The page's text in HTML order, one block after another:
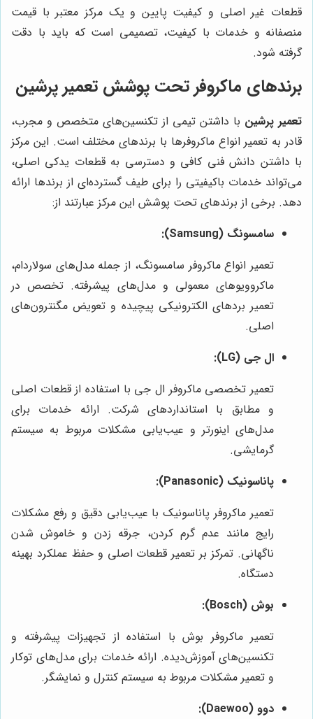
قطعات غیر اصلی و کیفیت پایین و یک مرکز معتبر با قیمت
منصفانه و خدمات با کیفیت، تصمیمی است که باید با دقت
گرفته شود.
برندهای ماکروفر تحت پوشش تعمیر پرشین
تعمیر پرشین با داشتن تیمی از تکنسین‌های متخصص و مجرب،
قادر به تعمیر انواع ماکروفرها با برندهای مختلف است. این مرکز
با داشتن دانش فنی کافی و دسترسی به قطعات یدکی اصلی،
می‌تواند خدمات باکیفیتی را برای طیف گسترده‌ای از برندها ارائه
دهد. برخی از برندهای تحت پوشش این مرکز عبارتند از:
سامسونگ (Samsung):
تعمیر انواع ماکروفر سامسونگ، از جمله مدل‌های سولاردام،
ماکروویوهای معمولی و مدل‌های پیشرفته. تخصص در
تعمیر بردهای الکترونیکی پیچیده و تعویض مگنترون‌های
اصلی.
ال جی (LG):
تعمیر تخصصی ماکروفر ال جی با استفاده از قطعات اصلی
و مطابق با استانداردهای شرکت. ارائه خدمات برای
مدل‌های اینورتر و عیب‌یابی مشکلات مربوط به سیستم
گرمایشی.
پاناسونیک (Panasonic):
تعمیر ماکروفر پاناسونیک با عیب‌یابی دقیق و رفع مشکلات
رایج مانند عدم گرم کردن، جرقه زدن و خاموش شدن
ناگهانی. تمرکز بر تعمیر قطعات اصلی و حفظ عملکرد بهینه
دستگاه.
بوش (Bosch):
تعمیر ماکروفر بوش با استفاده از تجهیزات پیشرفته و
تکنسین‌های آموزش‌دیده. ارائه خدمات برای مدل‌های توکار
و تعمیر مشکلات مربوط به سیستم کنترل و نمایشگر.
دوو (Daewoo):